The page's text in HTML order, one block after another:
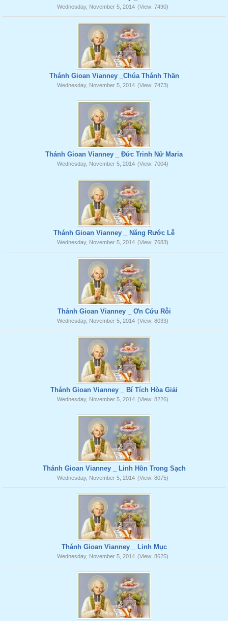
Wednesday, November 5, 2014 (View: 7490)
Thánh Gioan Vianney _Chúa Thánh Thần
Wednesday, November 5, 2014 (View: 7473)
Thánh Gioan Vianney _ Đức Trinh Nữ Maria
Wednesday, November 5, 2014 (View: 7004)
Thánh Gioan Vianney _ Năng Rước Lễ
Wednesday, November 5, 2014 (View: 7683)
Thánh Gioan Vianney _ Ơn Cứu Rỗi
Wednesday, November 5, 2014 (View: 8033)
Thánh Gioan Vianney _ Bí Tích Hòa Giải
Wednesday, November 5, 2014 (View: 8226)
Thánh Gioan Vianney _ Linh Hồn Trong Sạch
Wednesday, November 5, 2014 (View: 8075)
Thánh Gioan Vianney _ Linh Mục
Wednesday, November 5, 2014 (View: 8625)